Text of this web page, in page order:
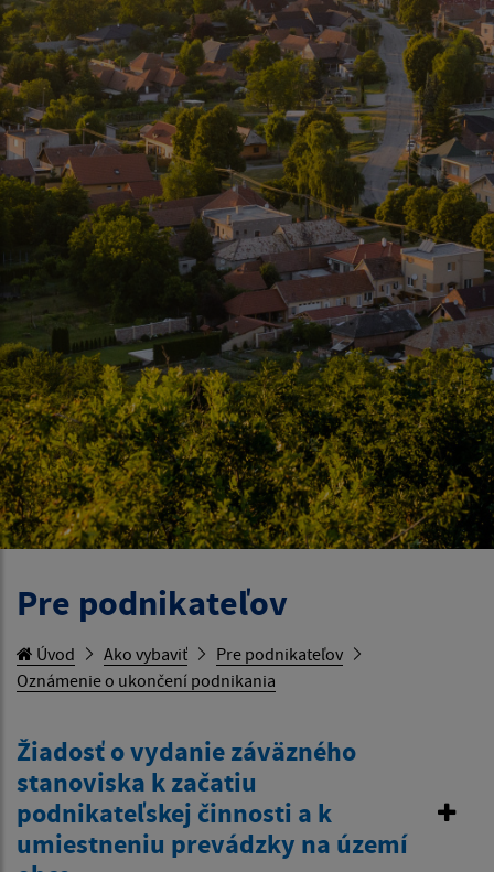
Pre podnikateľov
Úvod Ako vybaviť
Pre podnikateľov
Oznámenie o ukončení podnikania
Žiadosť o vydanie záväzného
stanoviska k začatiu
podnikateľskej činnosti a k
umiestneniu prevádzky na území